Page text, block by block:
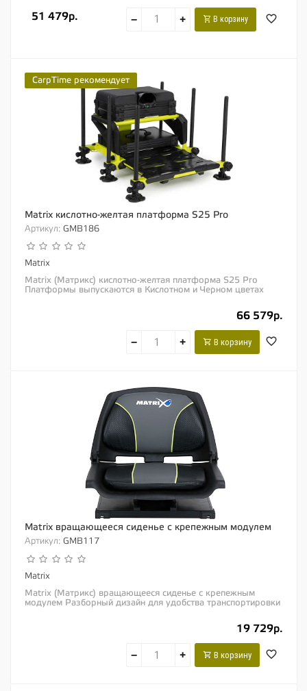
51 479р. − + В корзину
CarpTime рекомендует
Matrix кислотно-желтая платформа S25 Pro
Артикул: GMB186
Matrix
Matrix (Матрикс) кислотно-желтая платформа S25 Pro
Платформы выпускаются в Кислотном и Черном цветах
66 579р.
− + В корзину
Matrix вращающееся сиденье с крепежным модулем
Артикул: GMB117
Matrix
Matrix (Матрикс) вращающееся сиденье с крепежным
модулем Разборный дизайн для удобства транспортировки
19 729р.
− + В корзину